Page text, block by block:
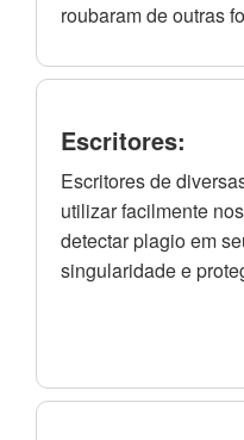
roubaram de outras
Escritores:
Escritores de
utilizar facilmente
detectar plagio em
singularidade e